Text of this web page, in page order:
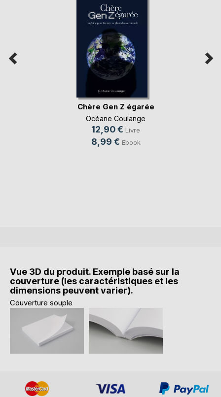
Chère Gen Z égarée
Océane Coulange
12,90 € Livre
8,99 € Ebook
Vue 3D du produit. Exemple basé sur la
couverture (les caractéristiques et les
dimensions peuvent varier).
Couverture souple